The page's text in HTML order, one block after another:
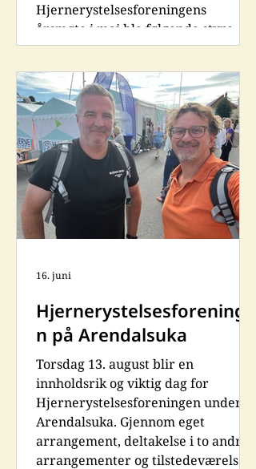
Hjernerystelsesforeningens
årsmøte i mai ble følgende styre
valgt: Leder Helge Skirbekk
(gjenvalg) og styremedlemmene
Tone Torkelsen (gjenvalg), Annette
Mygind Stagelund (gjenvalg),
Kristian Lindstad (gjenvalg), Kjersti
Sunde (gjenvalg), Anne Kathrine
Wexels Wold (ny) og Mette
Pettersen (ny). Styret vil videreføre
arbeidet m
Hjernerystelsesforeninge
n på Arendalsuka
Torsdag 13. august blir en
innholdsrik og viktig dag for
Hjernerystelsesforeningen under
Arendalsuka. Gjennom eget
arrangement, deltakelse i to andre
arrangementer og tilstedeværelse
16. juni